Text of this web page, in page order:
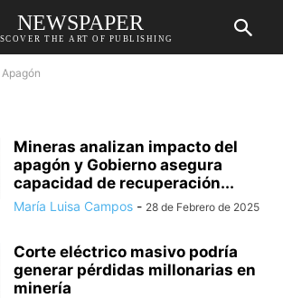
NEWSPAPER
THE ART OF PUBLISHING
Apagón
Mineras analizan impacto del
apagón y Gobierno asegura
capacidad de recuperación...
María Luisa Campos - 28 de Febrero de 2025
Corte eléctrico masivo podría
generar pérdidas millonarias en
minería